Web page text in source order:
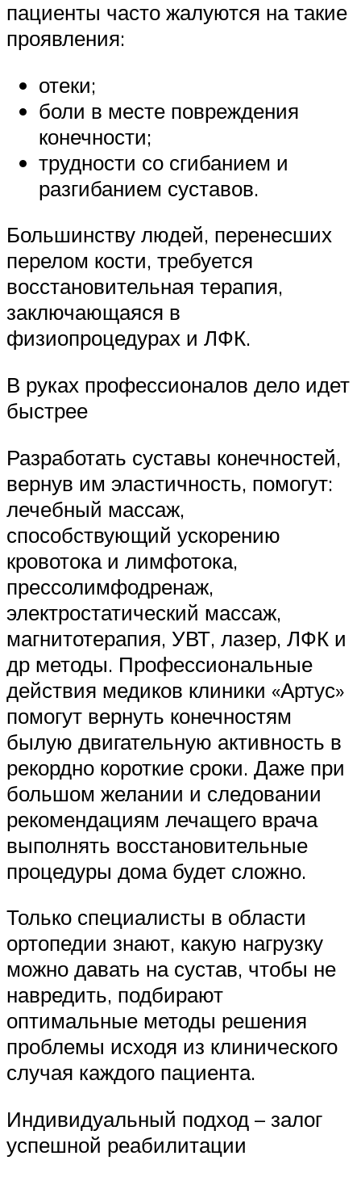
пациенты часто жалуются на такие
проявления:
отеки;
боли в месте повреждения
конечности;
трудности со сгибанием и
разгибанием суставов.
Большинству людей, перенесших
перелом кости, требуется
восстановительная терапия,
заключающаяся в
физиопроцедурах и ЛФК.
В руках профессионалов дело идет
быстрее
Разработать суставы конечностей,
вернув им эластичность, помогут:
лечебный массаж,
способствующий ускорению
кровотока и лимфотока,
прессолимфодренаж,
электростатический массаж,
магнитотерапия, УВТ, лазер, ЛФК и
др методы. Профессиональные
действия медиков клиники «Артус»
помогут вернуть конечностям
былую двигательную активность в
рекордно короткие сроки. Даже при
большом желании и следовании
рекомендациям лечащего врача
выполнять восстановительные
процедуры дома будет сложно.
Только специалисты в области
ортопедии знают, какую нагрузку
можно давать на сустав, чтобы не
навредить, подбирают
оптимальные методы решения
проблемы исходя из клинического
случая каждого пациента.
Индивидуальный подход – залог
успешной реабилитации